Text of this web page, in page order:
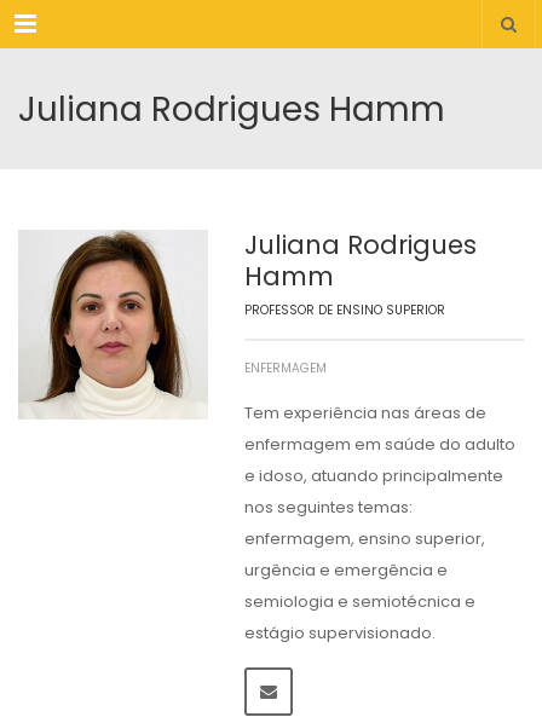
Menu
Juliana Rodrigues Hamm
Juliana Rodrigues
Hamm
PROFESSOR DE ENSINO SUPERIOR
ENFERMAGEM
Tem experiência nas áreas de
enfermagem em saúde do adulto
e idoso, atuando principalmente
nos seguintes temas:
enfermagem, ensino superior,
urgência e emergência e
semiologia e semiotécnica e
estágio supervisionado.